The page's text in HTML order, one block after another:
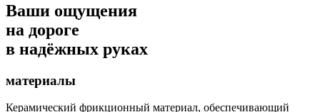
Ваши ощущения
на дороге
в надёжных руках
материалы
Керамический фрикционный материал, обеспечивающий